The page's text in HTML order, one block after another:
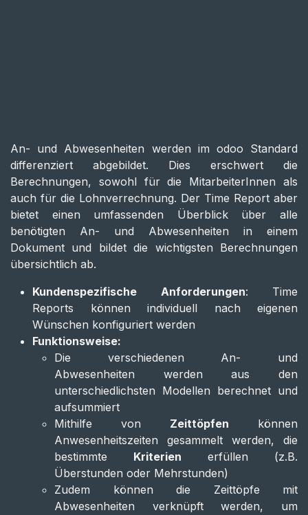
An- und Abwesenheiten werden im odoo Standard
differenziert abgebildet. Dies erschwert die
Berechnungen, sowohl für die MitarbeiterInnen als
auch für die Lohnverrechnung. Der Time Report aber
bietet einen umfassenden Überblick über alle
benötigten An- und Abwesenheiten in einem
Dokument und bildet die wichtigsten Berechnungen
übersichtlich ab.
Kundenspezifische Anforderungen: Time
Reports können individuell nach eigenen
Wünschen konfiguriert werden
Funkt​ionsweise:
Die verschiedenen An- und
Abwesenheiten werden aus den
unterschiedlichsten Modellen berechnet und
aufsummiert
Mithilfe von Zeittöpfen können
Anwesenheitszeiten gesammelt werden, die
bestimmte Kriterien erfüllen (z.B.
Überstunden oder Mehrstunden)
Zudem können die Zeittöpfe mit
Abwesenheiten verknüpft werden, um